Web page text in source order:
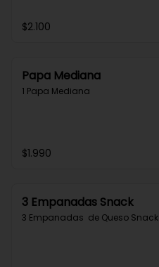
$2.100
Papa Mediana
1 Papa Mediana
$1.990
3 Empanadas Snack
3 Empanadas  de Queso Snack